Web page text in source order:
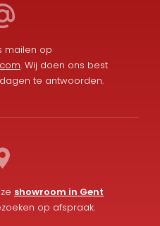
mailen op
. Wij doen ons best
te antwoorden.
showroom in Gent
op afspraak.